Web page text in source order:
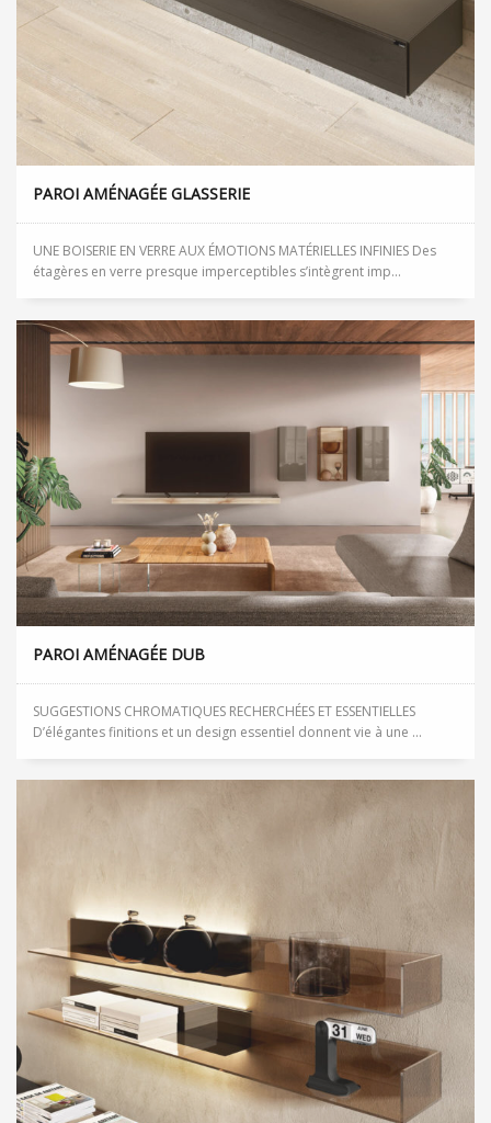
PAROI AMÉNAGÉE GLASSERIE
UNE BOISERIE EN VERRE AUX ÉMOTIONS MATÉRIELLES INFINIES Des
étagères en verre presque imperceptibles s’intègrent imp...
PAROI AMÉNAGÉE DUB
SUGGESTIONS CHROMATIQUES RECHERCHÉES ET ESSENTIELLES
D’élégantes finitions et un design essentiel donnent vie à une ...